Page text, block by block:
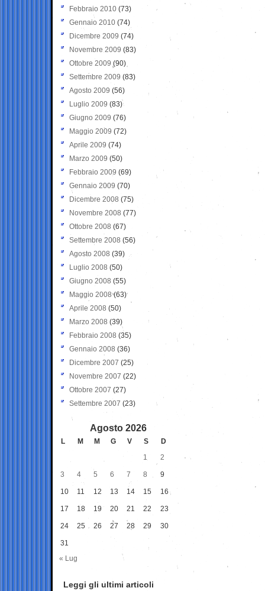
Febbraio 2010 (73)
Gennaio 2010 (74)
Dicembre 2009 (74)
Novembre 2009 (83)
Ottobre 2009 (90)
Settembre 2009 (83)
Agosto 2009 (56)
Luglio 2009 (83)
Giugno 2009 (76)
Maggio 2009 (72)
Aprile 2009 (74)
Marzo 2009 (50)
Febbraio 2009 (69)
Gennaio 2009 (70)
Dicembre 2008 (75)
Novembre 2008 (77)
Ottobre 2008 (67)
Settembre 2008 (56)
Agosto 2008 (39)
Luglio 2008 (50)
Giugno 2008 (55)
Maggio 2008(63)
Aprile 2008 (50)
Marzo 2008 (39)
Febbraio 2008 (35)
Gennaio 2008 (36)
Dicembre 2007 (25)
Novembre 2007 (22)
Ottobre 2007 (27)
Settembre 2007 (23)
Agosto 2026
L M M G V S
D
1
2
3 4 5 6 7 8 9
10 11 12 13 14 15 16
17 18 19 20 21 22 23
24 25 26 27 28 29 30
31
« Lug
Leggi gli ultimi articoli